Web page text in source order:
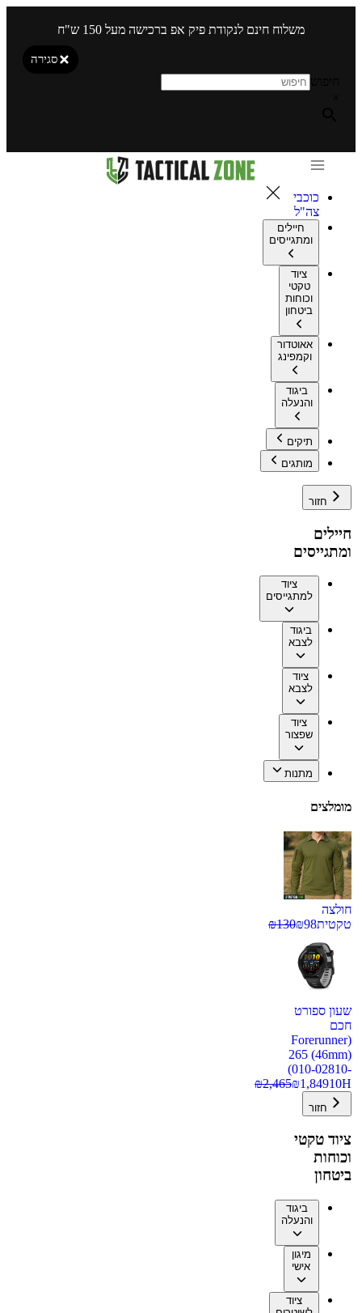
משלוח חינם לנקודת פיק אפ ברכישה מעל 150 ש"ח
סגירה
כוכבי
צה"ל
חיילים
ומתגייסים
ציוד
טקטי
וכוחות
ביטחון
אאוטדור
וקמפינג
ביגוד
והנעלה
תיקים
מותגים
חזור
חיילים
ומתגייסים
ציוד
למתגייסים
ביגוד
לצבא
ציוד
לצבא
ציוד
שפצור
מתנות
מומלצים
חולצה
טקטית
₪98
₪130
שעון ספורט
חכם
(Forerunner
265 (46mm)
(010-02810-
10H
₪1,849
₪2,465
חזור
ציוד טקטי
וכוחות
ביטחון
ביגוד
והנעלה
מיגון
אישי
ציוד